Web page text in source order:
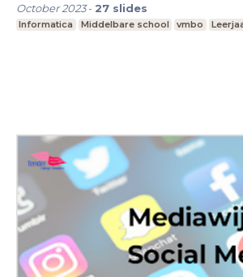
October 2023- 27 slides
Informatica Middelbare school vmbo